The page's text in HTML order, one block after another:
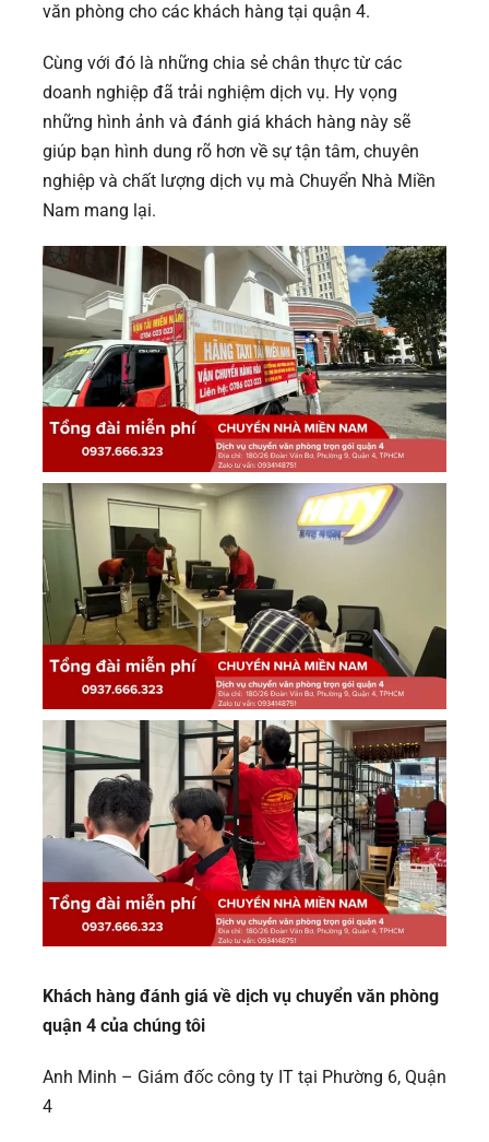
văn phòng cho các khách hàng tại quận 4.
Cùng với đó là những chia sẻ chân thực từ các
doanh nghiệp đã trải nghiệm dịch vụ. Hy vọng
những hình ảnh và đánh giá khách hàng này sẽ
giúp bạn hình dung rõ hơn về sự tận tâm, chuyên
nghiệp và chất lượng dịch vụ mà Chuyển Nhà Miền
Nam mang lại.
Khách hàng đánh giá về dịch vụ chuyển văn phòng
quận 4 của chúng tôi
Anh Minh – Giám đốc công ty IT tại Phường 6, Quận
4